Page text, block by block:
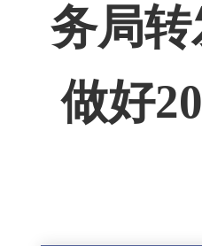
务局
做好